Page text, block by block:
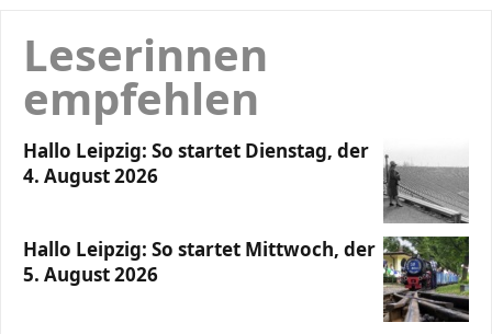
Leserinnen
empfehlen
Hallo Leipzig: So startet Dienstag, der
4. August 2026
Hallo Leipzig: So startet Mittwoch, der
5. August 2026